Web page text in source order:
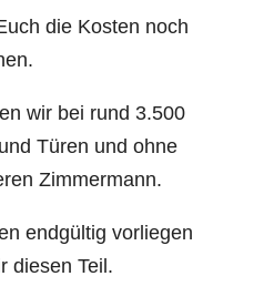
die Kosten noch
wir bei rund 3.500
Türen und ohne
Zimmermann.
endgültig vorliegen
diesen Teil.